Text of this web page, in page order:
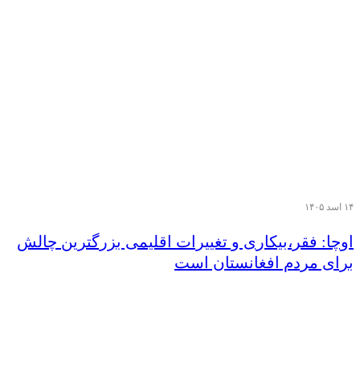
۱۴ اسد ۱۴۰۵
اوچا: فقر،بیکاری و تغییرات اقلیمی بزرگترین چالش
برای مردم افغانستان است